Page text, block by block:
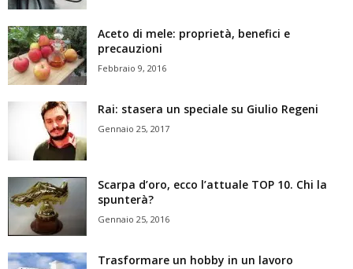
Aceto di mele: proprietà, benefici e
precauzioni
Febbraio 9, 2016
Rai: stasera un speciale su Giulio Regeni
Gennaio 25, 2017
Scarpa d’oro, ecco l’attuale TOP 10. Chi la
spunterà?
Gennaio 25, 2016
Trasformare un hobby in un lavoro